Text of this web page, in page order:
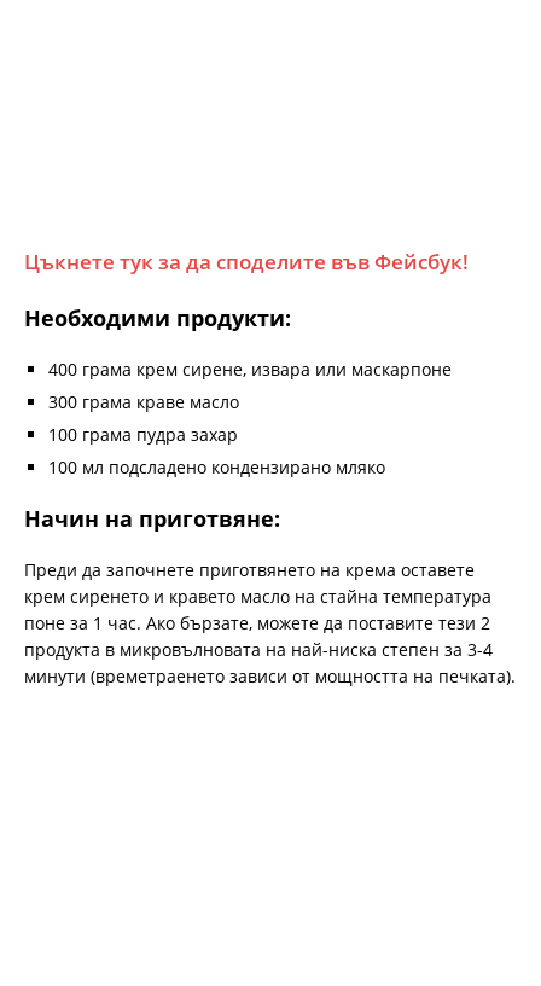
Цъкнете тук за да споделите във Фейсбук!
Необходими продукти:
400 грама крем сирене, извара или маскарпоне
300 грама краве масло
100 грама пудра захар
100 мл подсладено кондензирано мляко
Начин на приготвяне:
Преди да започнете приготвянето на крема оставете
крем сиренето и кравето масло на стайна температура
поне за 1 час. Ако бързате, можете да поставите тези 2
продукта в микровълновата на най-ниска степен за 3-4
минути (времетраенето зависи от мощността на печката).